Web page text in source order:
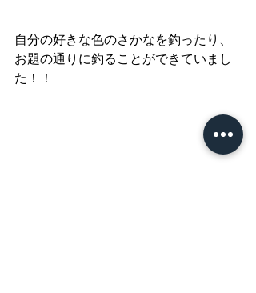
自分の好きな色のさかなを釣ったり、
お題の通りに釣ることができていまし
た！！